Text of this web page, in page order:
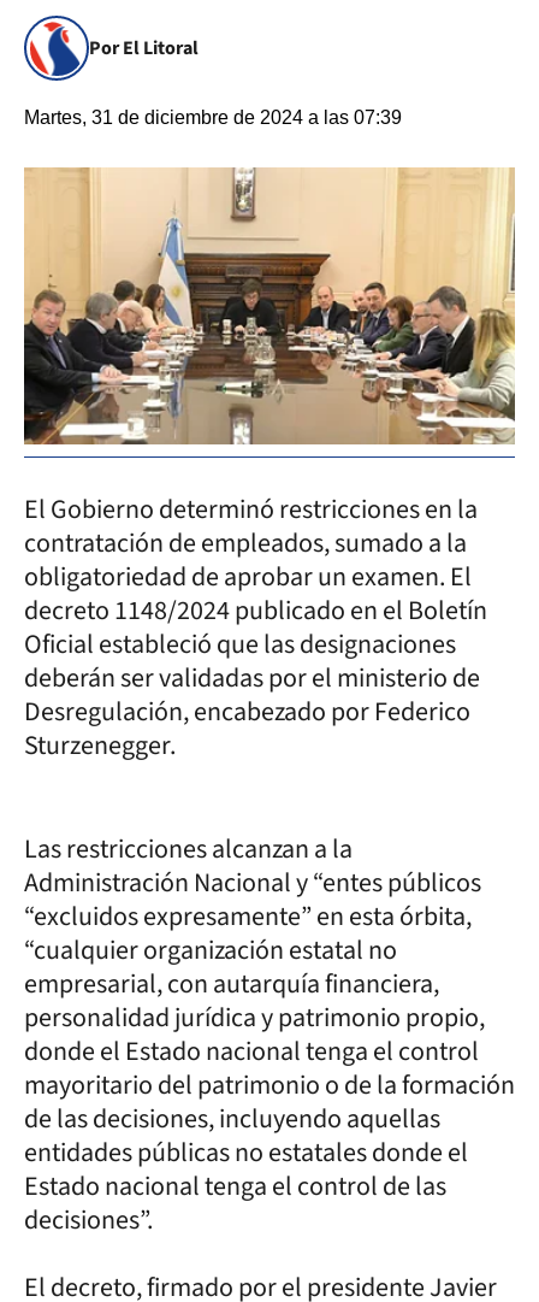
Por El Litoral
Martes, 31 de diciembre de 2024 a las 07:39
El Gobierno determinó restricciones en la
contratación de empleados, sumado a la
obligatoriedad de aprobar un examen. El
decreto 1148/2024 publicado en el Boletín
Oficial estableció que las designaciones
deberán ser validadas por el ministerio de
Desregulación, encabezado por Federico
Sturzenegger.
Las restricciones alcanzan a la
Administración Nacional y “entes públicos
“excluidos expresamente” en esta órbita,
“cualquier organización estatal no
empresarial, con autarquía financiera,
personalidad jurídica y patrimonio propio,
donde el Estado nacional tenga el control
mayoritario del patrimonio o de la formación
de las decisiones, incluyendo aquellas
entidades públicas no estatales donde el
Estado nacional tenga el control de las
decisiones”.
El decreto, firmado por el presidente Javier